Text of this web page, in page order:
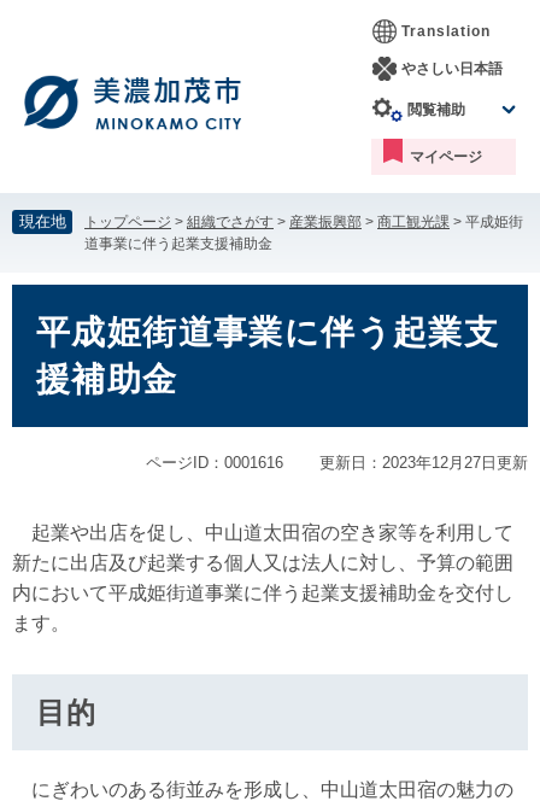
す。
し
て
本
へ
Translation
やさしい日本語
閲覧補助
マイページ
現在地 トップページ > 組織でさがす > 産業振興部 > 商工観光課 > 平成姫街
道事業に伴う起業支援補助金
平成姫街道事業に伴う起業支
援補助金
ページID：0001616 更新日：2023年12月27日更新
起業や出店を促し、中山道太田宿の空き家等を利用して
新たに出店及び起業する個人又は法人に対し、予算の範囲
内において平成姫街道事業に伴う起業支援補助金を交付し
ます。
目的
にぎわいのある街並みを形成し、中山道太田宿の魅力の